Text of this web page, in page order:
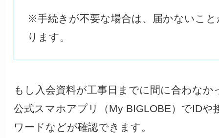
※手続きが不要な場合は、届かないこと
ります。
もし入会資料が工事日までに間に合わなか
公式スマホアプリ（My BIGLOBE）でIDや
ワードなどが確認できます。